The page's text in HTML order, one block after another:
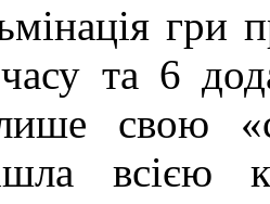
гри
та 6
свою
всією